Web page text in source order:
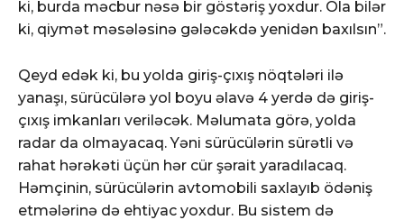
ki, burda məcbur nəsə bir göstəriş yoxdur. Ola bilər
ki, qiymət məsələsinə gələcəkdə yenidən baxılsın”.
Qeyd edək ki, bu yolda giriş-çıxış nöqtələri ilə
yanaşı, sürücülərə yol boyu əlavə 4 yerdə də giriş-
çıxış imkanları veriləcək. Məlumata görə, yolda
radar da olmayacaq. Yəni sürücülərin sürətli və
rahat hərəkəti üçün hər cür şərait yaradılacaq.
Həmçinin, sürücülərin avtomobili saxlayıb ödəniş
etmələrinə də ehtiyac yoxdur. Bu sistem də